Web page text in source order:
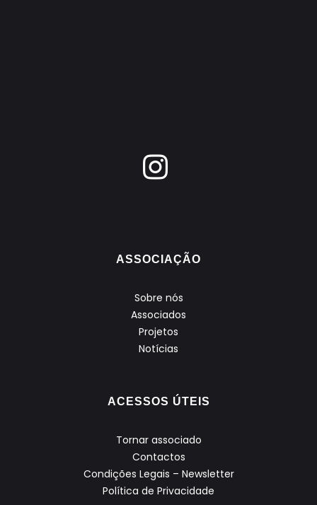
ASSOCIAÇÃO
Sobre nós
Associados
Projetos
Notícias
ACESSOS ÚTEIS
Tornar associado
Contactos
Condições Legais – Newsletter
Política de Privacidade